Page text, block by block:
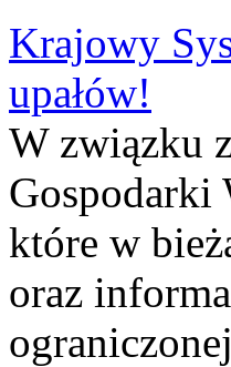
Krajowy
upałów!
W związku
Gospodarki
które w
oraz